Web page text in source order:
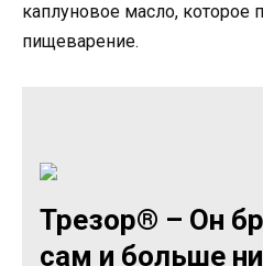
каплуновое масло, которое
пищеварение.
Трезор® – Он
сам и больше